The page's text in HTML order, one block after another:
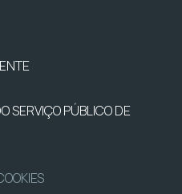
SERVIÇO PÚBLICO DE